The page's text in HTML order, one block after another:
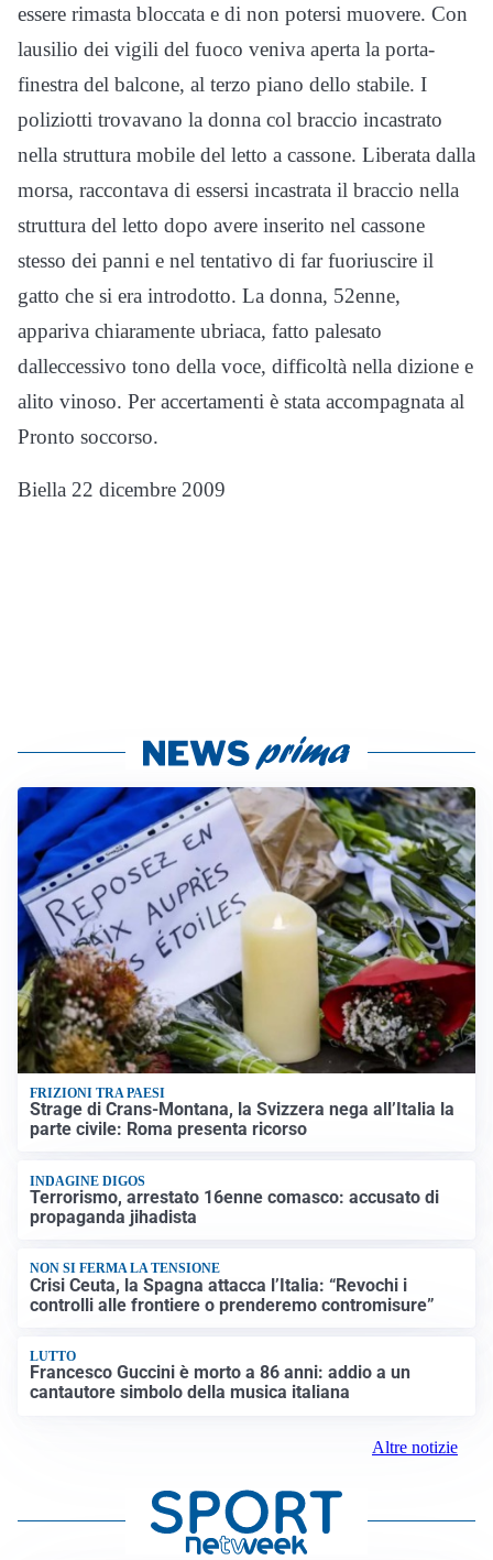
essere rimasta bloccata e di non potersi muovere. Con
lausilio dei vigili del fuoco veniva aperta la porta-
finestra del balcone, al terzo piano dello stabile. I
poliziotti trovavano la donna col braccio incastrato
nella struttura mobile del letto a cassone. Liberata dalla
morsa, raccontava di essersi incastrata il braccio nella
struttura del letto dopo avere inserito nel cassone
stesso dei panni e nel tentativo di far fuoriuscire il
gatto che si era introdotto. La donna, 52enne,
appariva chiaramente ubriaca, fatto palesato
dalleccessivo tono della voce, difficoltà nella dizione e
alito vinoso. Per accertamenti è stata accompagnata al
Pronto soccorso.
Biella 22 dicembre 2009
FRIZIONI TRA PAESI
Strage di Crans-Montana, la Svizzera nega all’Italia la
parte civile: Roma presenta ricorso
INDAGINE DIGOS
Terrorismo, arrestato 16enne comasco: accusato di
propaganda jihadista
NON SI FERMA LA TENSIONE
Crisi Ceuta, la Spagna attacca l’Italia: “Revochi i
controlli alle frontiere o prenderemo contromisure”
LUTTO
Francesco Guccini è morto a 86 anni: addio a un
cantautore simbolo della musica italiana
Altre notizie